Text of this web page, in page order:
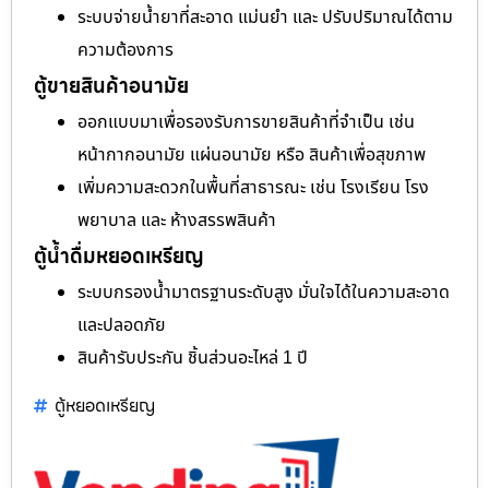
ระบบจ่ายน้ำยาที่สะอาด แม่นยำ และ ปรับปริมาณได้ตาม
ความต้องการ
ตู้ขายสินค้าอนามัย
ออกแบบมาเพื่อรองรับการขายสินค้าที่จำเป็น เช่น
หน้ากากอนามัย แผ่นอนามัย หรือ สินค้าเพื่อสุขภาพ
เพิ่มความสะดวกในพื้นที่สาธารณะ เช่น โรงเรียน โรง
พยาบาล และ ห้างสรรพสินค้า
ตู้น้ำดื่มหยอดเหรียญ
ระบบกรองน้ำมาตรฐานระดับสูง มั่นใจได้ในความสะอาด
และปลอดภัย
สินค้ารับประกัน ชิ้นส่วนอะไหล่ 1 ปี
ตู้หยอดเหรียญ